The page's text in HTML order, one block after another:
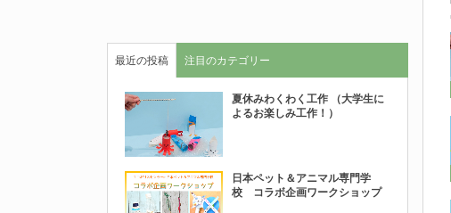
最近の投稿 注目のカテゴリー
夏休みわくわく工作 （大学生に
よるお楽しみ工作！）
日本ペット＆アニマル専門学
校 コラボ企画ワークショップ